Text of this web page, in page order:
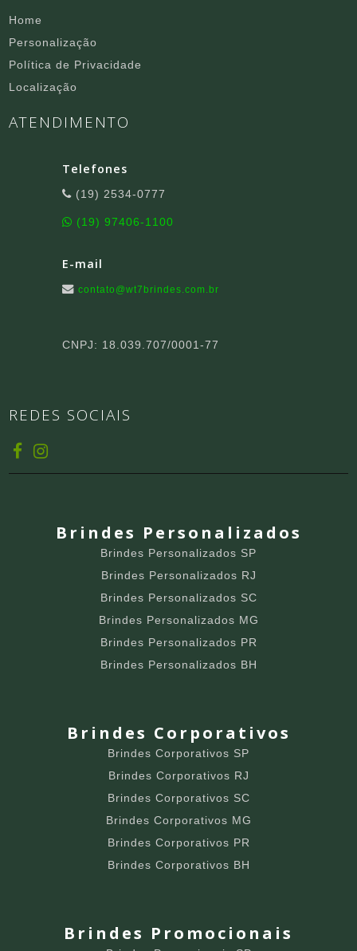
Home
Personalização
Política de Privacidade
Localização
ATENDIMENTO
Telefones
(19) 2534-0777
(19) 97406-1100
E-mail
contato@wt7brindes.com.br
CNPJ: 18.039.707/0001-77
REDES SOCIAIS
Brindes Personalizados
Brindes Personalizados SP
Brindes Personalizados RJ
Brindes Personalizados SC
Brindes Personalizados MG
Brindes Personalizados PR
Brindes Personalizados BH
Brindes Corporativos
Brindes Corporativos SP
Brindes Corporativos RJ
Brindes Corporativos SC
Brindes Corporativos MG
Brindes Corporativos PR
Brindes Corporativos BH
Brindes Promocionais